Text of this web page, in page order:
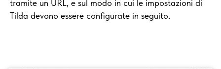
tramite un URL, e sul modo in cui le impostazioni di
Tilda devono essere configurate in seguito.